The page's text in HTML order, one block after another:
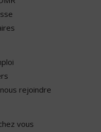
rejoindre
vous